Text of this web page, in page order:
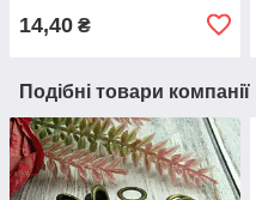
14,40 ₴
Подібні товари компанії